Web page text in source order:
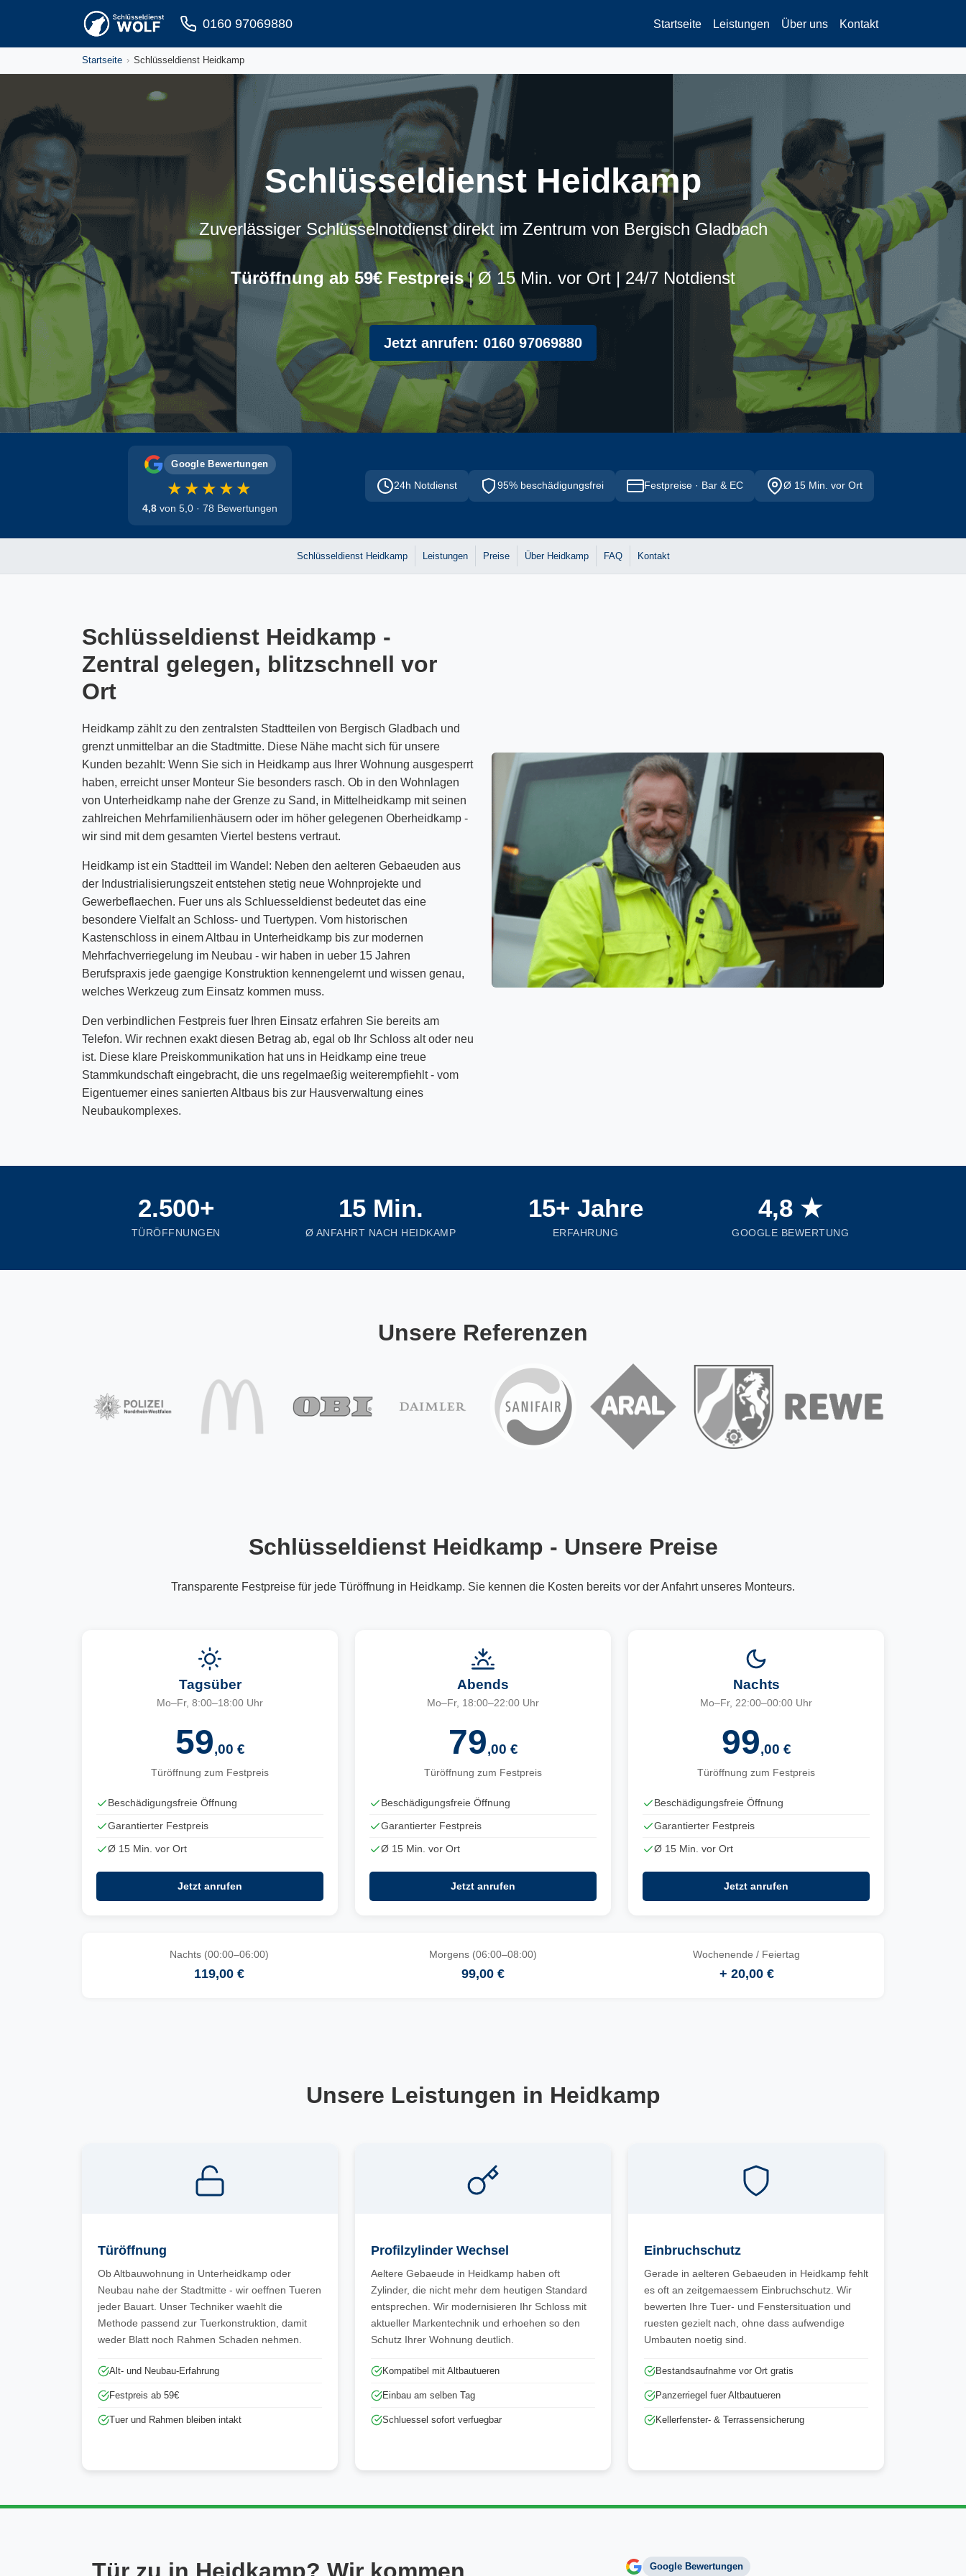
Zum Inhalt springen
0160 97069880 Startseite Leistungen Über uns Kontakt
Startseite Schlüsseldienst Heidkamp
Schlüsseldienst Heidkamp
Zuverlässiger Schlüsselnotdienst direkt im Zentrum von Bergisch Gladbach
Türöffnung ab 59€ Festpreis| Ø 15 Min. vor Ort | 24/7 Notdienst
Jetzt anrufen: 0160 97069880
Google Bewertungen
★★★★★
4,8 von 5,0 · 78 Bewertungen
24h Notdienst 95% beschädigungsfrei Festpreise · Bar & EC Ø 15 Min. vor Ort
Schlüsseldienst Heidkamp Leistungen Preise Über Heidkamp FAQ Kontakt
Schlüsseldienst Heidkamp -
Zentral gelegen, blitzschnell vor
Ort
Heidkamp zählt zu den zentralsten Stadtteilen von Bergisch Gladbach und
grenzt unmittelbar an die Stadtmitte. Diese Nähe macht sich für unsere
Kunden bezahlt: Wenn Sie sich in Heidkamp aus Ihrer Wohnung ausgesperrt
haben, erreicht unser Monteur Sie besonders rasch. Ob in den Wohnlagen
von Unterheidkamp nahe der Grenze zu Sand, in Mittelheidkamp mit seinen
zahlreichen Mehrfamilienhäusern oder im höher gelegenen Oberheidkamp -
wir sind mit dem gesamten Viertel bestens vertraut.
Heidkamp ist ein Stadtteil im Wandel: Neben den aelteren Gebaeuden aus
der Industrialisierungszeit entstehen stetig neue Wohnprojekte und
Gewerbeflaechen. Fuer uns als Schluesseldienst bedeutet das eine
besondere Vielfalt an Schloss- und Tuertypen. Vom historischen
Kastenschloss in einem Altbau in Unterheidkamp bis zur modernen
Mehrfachverriegelung im Neubau - wir haben in ueber 15 Jahren
Berufspraxis jede gaengige Konstruktion kennengelernt und wissen genau,
welches Werkzeug zum Einsatz kommen muss.
Den verbindlichen Festpreis fuer Ihren Einsatz erfahren Sie bereits am
Telefon. Wir rechnen exakt diesen Betrag ab, egal ob Ihr Schloss alt oder neu
ist. Diese klare Preiskommunikation hat uns in Heidkamp eine treue
Stammkundschaft eingebracht, die uns regelmaeßig weiterempfiehlt - vom
Eigentuemer eines sanierten Altbaus bis zur Hausverwaltung eines
Neubaukomplexes.
2.500+
TÜRÖFFNUNGEN
15 Min.
Ø ANFAHRT NACH HEIDKAMP
15+ Jahre
ERFAHRUNG
4,8 ★
GOOGLE BEWERTUNG
Unsere Referenzen
Schlüsseldienst Heidkamp - Unsere Preise
Transparente Festpreise für jede Türöffnung in Heidkamp. Sie kennen die Kosten bereits vor der Anfahrt unseres Monteurs.
Tagsüber
Mo–Fr, 8:00–18:00 Uhr
59,00 €
Türöffnung zum Festpreis
Beschädigungsfreie Öffnung
Garantierter Festpreis
Ø 15 Min. vor Ort
Jetzt anrufen
Abends
Mo–Fr, 18:00–22:00 Uhr
79,00 €
Türöffnung zum Festpreis
Beschädigungsfreie Öffnung
Garantierter Festpreis
Ø 15 Min. vor Ort
Jetzt anrufen
Nachts
Mo–Fr, 22:00–00:00 Uhr
99,00 €
Türöffnung zum Festpreis
Beschädigungsfreie Öffnung
Garantierter Festpreis
Ø 15 Min. vor Ort
Jetzt anrufen
Nachts (00:00–06:00)
119,00 €
Morgens (06:00–08:00)
99,00 €
Wochenende / Feiertag
+ 20,00 €
Unsere Leistungen in Heidkamp
Türöffnung
Ob Altbauwohnung in Unterheidkamp oder
Neubau nahe der Stadtmitte - wir oeffnen Tueren
jeder Bauart. Unser Techniker waehlt die
Methode passend zur Tuerkonstruktion, damit
weder Blatt noch Rahmen Schaden nehmen.
Alt- und Neubau-Erfahrung
Festpreis ab 59€
Tuer und Rahmen bleiben intakt
Profilzylinder Wechsel
Aeltere Gebaeude in Heidkamp haben oft
Zylinder, die nicht mehr dem heutigen Standard
entsprechen. Wir modernisieren Ihr Schloss mit
aktueller Markentechnik und erhoehen so den
Schutz Ihrer Wohnung deutlich.
Kompatibel mit Altbautueren
Einbau am selben Tag
Schluessel sofort verfuegbar
Einbruchschutz
Gerade in aelteren Gebaeuden in Heidkamp fehlt
es oft an zeitgemaessem Einbruchschutz. Wir
bewerten Ihre Tuer- und Fenstersituation und
ruesten gezielt nach, ohne dass aufwendige
Umbauten noetig sind.
Bestandsaufnahme vor Ort gratis
Panzerriegel fuer Altbautueren
Kellerfenster- & Terrassensicherung
Google Bewertungen